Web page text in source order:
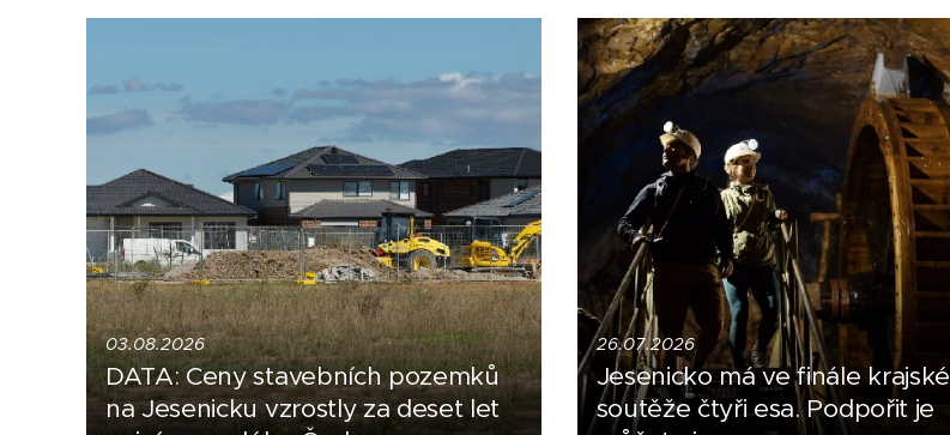
03.08.2026
DATA: Ceny stavebních pozemků
na Jesenicku vzrostly za deset let
26.07.2026
Jesenicko má ve finále krajské
soutěže čtyři esa. Podpořit je